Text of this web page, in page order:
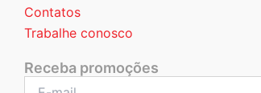
Contatos
Trabalhe conosco
Receba promoções